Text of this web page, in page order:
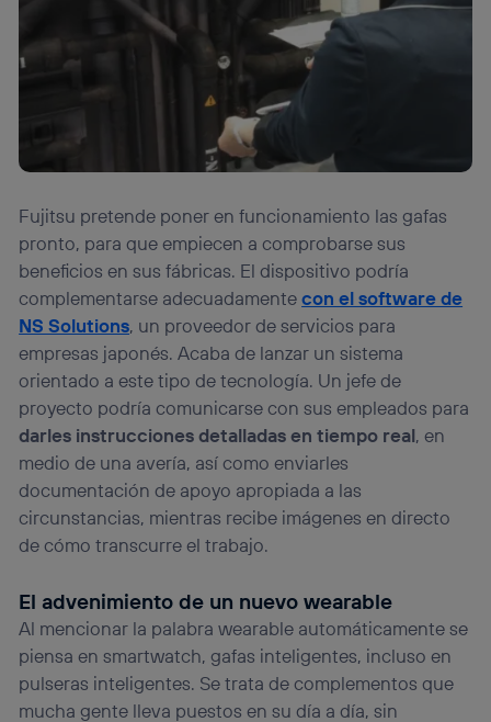
Fujitsu pretende poner en funcionamiento las gafas
pronto, para que empiecen a comprobarse sus
beneficios en sus fábricas. El dispositivo podría
complementarse adecuadamentecon el software de
NS Solutions, un proveedor de servicios para
empresas japonés. Acaba de lanzar un sistema
orientado a este tipo de tecnología. Un jefe de
proyecto podría comunicarse con sus empleados para
darles instrucciones detalladas en tiempo real, en
medio de una avería, así como enviarles
documentación de apoyo apropiada a las
circunstancias, mientras recibe imágenes en directo
de cómo transcurre el trabajo.
El advenimiento de un nuevo wearable
Al mencionar la palabra wearable automáticamente se
piensa en smartwatch, gafas inteligentes, incluso en
pulseras inteligentes. Se trata de complementos que
mucha gente lleva puestos en su día a día, sin